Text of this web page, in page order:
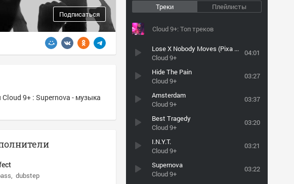
Треки Плейлисты
Cloud 9+: Топ треков
Lose X Nobody Moves (Pixa Remix)
Cloud 9+
04:01
Hide The Pain
Cloud 9+
03:27
Amsterdam
Cloud 9+
03:37
Best Tragedy
Cloud 9+
03:20
I.N.Y.T.
Cloud 9+
03:21
Supernova
Cloud 9+
03:22
Подписаться
9+ : Supernova - музыка
dubstep